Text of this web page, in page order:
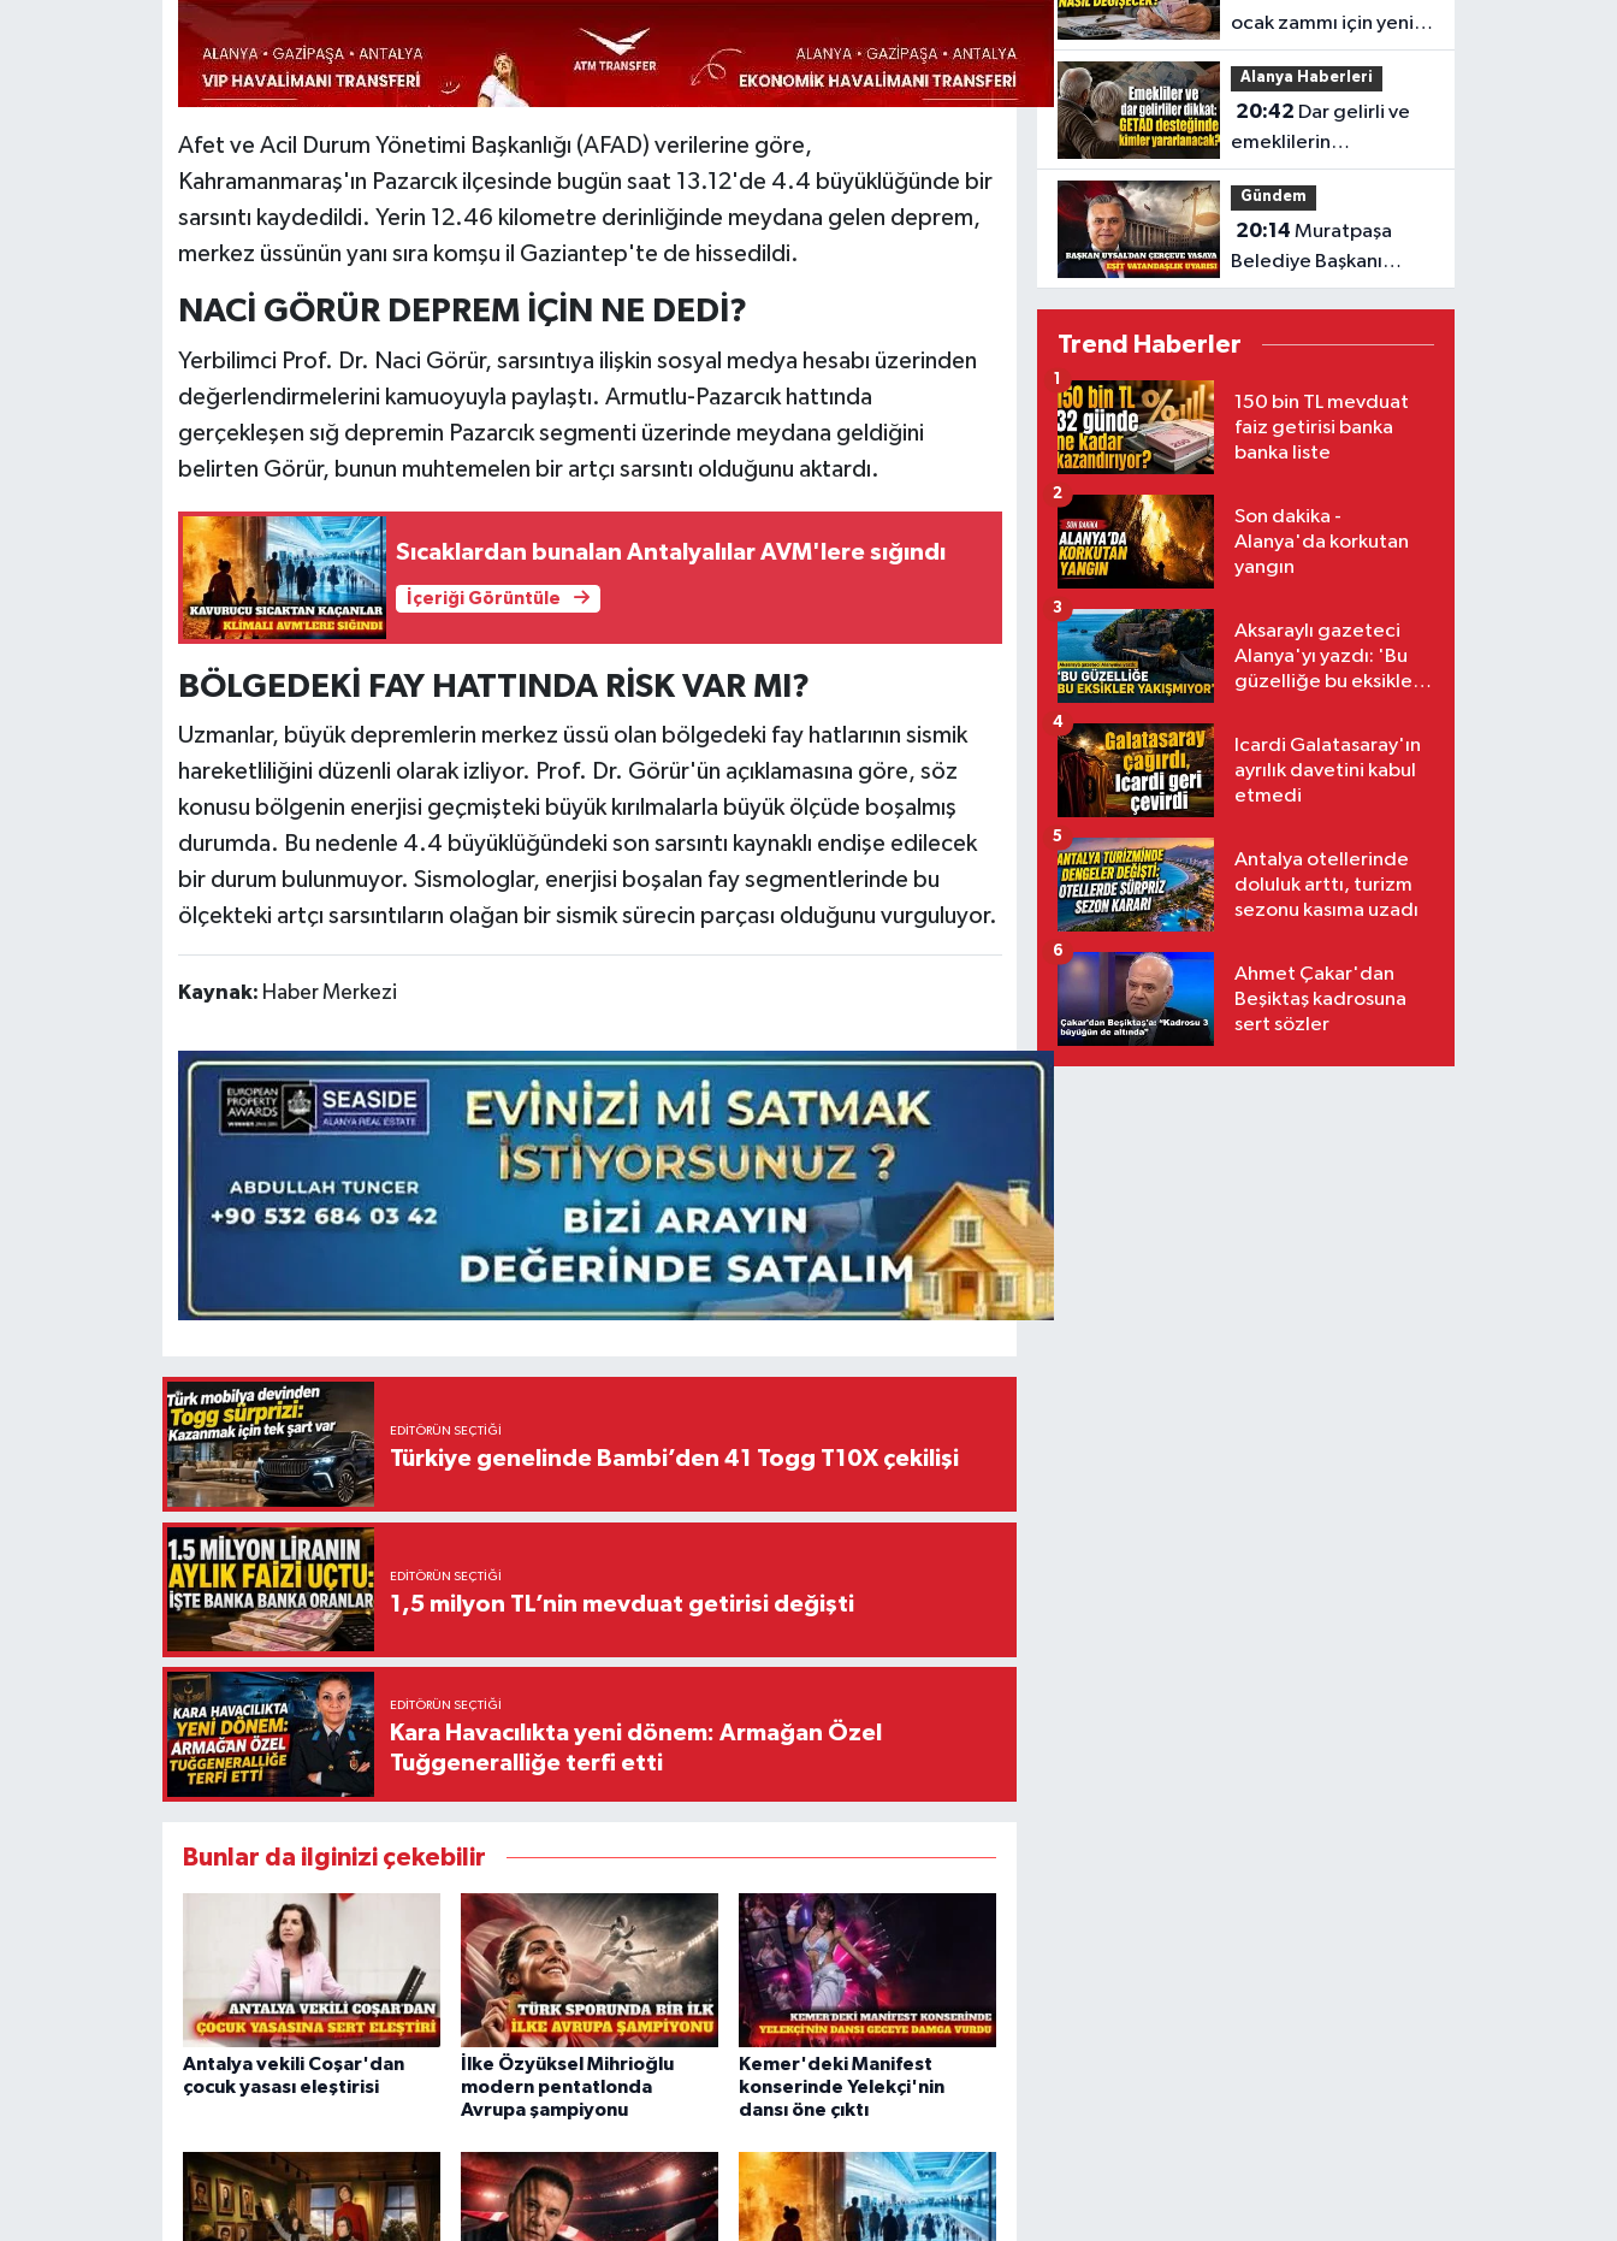
Afet ve Acil Durum Yönetimi Başkanlığı (AFAD) verilerine göre,
Kahramanmaraş'ın Pazarcık ilçesinde bugün saat 13.12'de 4.4 büyüklüğünde bir
sarsıntı kaydedildi. Yerin 12.46 kilometre derinliğinde meydana gelen deprem,
merkez üssünün yanı sıra komşu il Gaziantep'te de hissedildi.
NACİ GÖRÜR DEPREM İÇİN NE DEDİ?
Yerbilimci Prof. Dr. Naci Görür, sarsıntıya ilişkin sosyal medya hesabı üzerinden
değerlendirmelerini kamuoyuyla paylaştı. Armutlu-Pazarcık hattında
gerçekleşen sığ depremin Pazarcık segmenti üzerinde meydana geldiğini
belirten Görür, bunun muhtemelen bir artçı sarsıntı olduğunu aktardı.
Sıcaklardan bunalan Antalyalılar AVM'lere sığındı
İçeriği Görüntüle
BÖLGEDEKİ FAY HATTINDA RİSK VAR MI?
Uzmanlar, büyük depremlerin merkez üssü olan bölgedeki fay hatlarının sismik
hareketliliğini düzenli olarak izliyor. Prof. Dr. Görür'ün açıklamasına göre, söz
konusu bölgenin enerjisi geçmişteki büyük kırılmalarla büyük ölçüde boşalmış
durumda. Bu nedenle 4.4 büyüklüğündeki son sarsıntı kaynaklı endişe edilecek
bir durum bulunmuyor. Sismologlar, enerjisi boşalan fay segmentlerinde bu
ölçekteki artçı sarsıntıların olağan bir sismik sürecin parçası olduğunu vurguluyor.
Kaynak: Haber Merkezi
EDITÖRÜN SEÇTIĞI
Türkiye genelinde Bambi’den 41 Togg T10X çekilişi
EDITÖRÜN SEÇTIĞI
1,5 milyon TL’nin mevduat getirisi değişti
EDITÖRÜN SEÇTIĞI
Kara Havacılıkta yeni dönem: Armağan Özel
Tuğgeneralliğe terfi etti
Bunlar da ilginizi çekebilir
Antalya vekili Coşar'dan
çocuk yasası eleştirisi
İlke Özyüksel Mihrioğlu
modern pentatlonda
Avrupa şampiyonu
Kemer'deki Manifest
konserinde Yelekçi'nin
dansı öne çıktı
ocak zammı için yeni
tahmin
Alanya Haberleri
20:42
emeklilerin
gündeminde GETAD
desteği
Gündem
20:14 Muratpaşa
Belediye Başkanı
Uysal'dan çerçeve
Trend Haberler
150 bin TL mevduat
faiz getirisi banka
banka liste
1
Son dakika -
Alanya'da korkutan
yangın
2
Aksaraylı gazeteci
Alanya'yı yazdı: 'Bu
güzelliğe bu eksikler
3
Icardi Galatasaray'ın
ayrılık davetini kabul
etmedi
4
Antalya otellerinde
doluluk arttı, turizm
sezonu kasıma uzadı
5
Ahmet Çakar'dan
Beşiktaş kadrosuna
sert sözler
6